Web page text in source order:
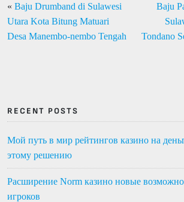
« Baju Drumband di Sulawesi
Utara Kota Bitung Matuari
Desa Manembo-nembo Tengah
Baju
Tondano
RECENT POSTS
Мой путь в мир рейтингов казино на
этому решению
Расширение Norm казино новые
игроков